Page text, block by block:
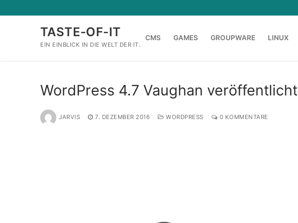
Inhalt
TASTE-OF-IT
EIN EINBLICK IN DIE WELT DER IT.
CMS GAMES GROUPWARE LINUX
WordPress 4.7 Vaughan veröffentlicht
JARVIS 7. DEZEMBER 2016 WORDPRESS 0 KOMMENTARE